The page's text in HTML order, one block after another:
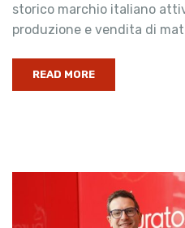
storico marchio italiano
produzione e vendita di
READ MORE